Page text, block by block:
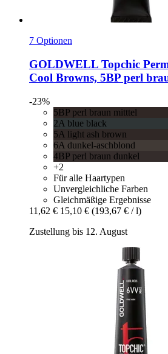
7 Optionen
GOLDWELL Topchic
Cool Browns, 5BP perl
-23%
5BP perl braun mitttel
2A blue black
5A light ash brown
6A dunkel-aschblond
4BP perl braun dunkel
+2
Für alle Haartypen
Unvergleichliche Farben
Gleichmäßige Ergebnisse
11,62 € 15,10 € (193,67 € / l)
Zustellung bis 12. August